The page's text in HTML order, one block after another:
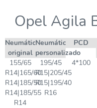
Opel Agila
Neumático
original
Neumático
personalizado
PCD
155/65
R14|165/60
R14|185/50
R14|185/55
R14
195/45
R15|205/45
R15|195/40
R16
4*100